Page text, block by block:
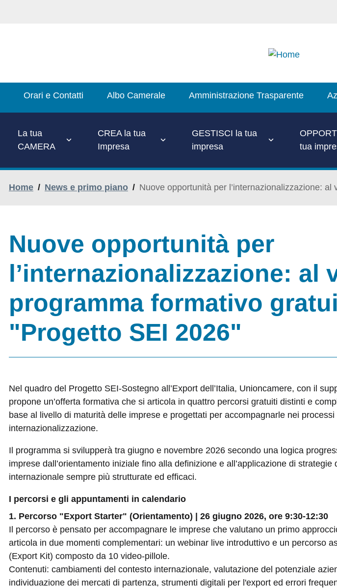
Main
Menu
Orari e Contatti Albo Camerale Amministrazione Trasparente
La tua
CAMERA
CREA la tua
Impresa
GESTISCI la tua
impresa
tua
Home / News e primo piano / Nuove opportunità per l’internazionalizzazione:
Nuove opportunità per
l’internazionalizzazione: al
programma formativo
"Progetto SEI 2026"
Nel quadro del Progetto SEI-Sostegno all’Export dell’Italia, Unioncamere, con il
propone un’offerta formativa che si articola in quattro percorsi gratuiti distinti e
base al livello di maturità delle imprese e progettati per accompagnarle nei processi
internazionalizzazione.
Il programma si svilupperà tra giugno e novembre 2026 secondo una logica
imprese dall’orientamento iniziale fino alla definizione e all’applicazione di strategie
internazionale sempre più strutturate ed efficaci.
I percorsi e gli appuntamenti in calendario
1. Percorso "Export Starter" (Orientamento) | 26 giugno 2026, ore 9:30-12:30
Il percorso è pensato per accompagnare le imprese che valutano un primo
articola in due momenti complementari: un webinar live introduttivo e un percorso
(Export Kit) composto da 10 video-pillole.
Contenuti: cambiamenti del contesto internazionale, valutazione del potenziale
individuazione dei mercati di partenza, strumenti digitali per l'export ed errori